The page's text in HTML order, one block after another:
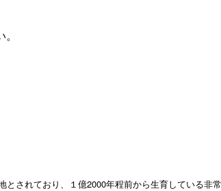
されており、１億2000年程前から生育している非常